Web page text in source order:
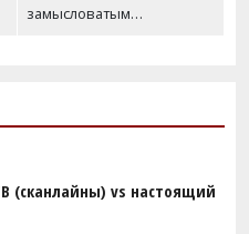
(сканлайны) vs настоящий
замысловатым…